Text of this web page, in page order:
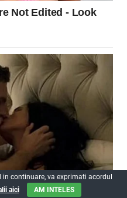
in continuare, va exprimati acordul
aici AM INTELES